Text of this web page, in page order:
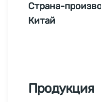
Страна-
Китай
Продукция